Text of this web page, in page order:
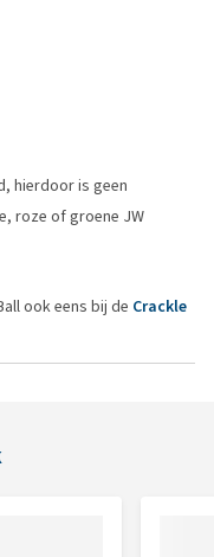
hierdoor is geen
roze of groene JW
ook eens bij de Crackle